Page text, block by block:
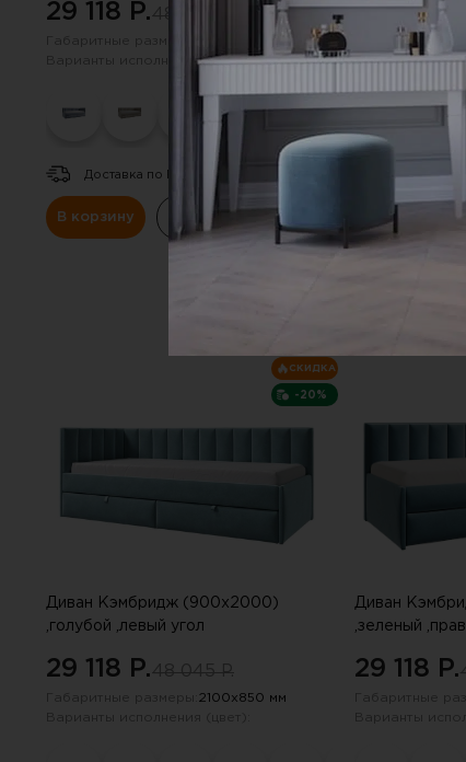
29 118 P.
Варианты исполнения (цвет):
Доставка по РФ.
В корзину Купить в один клик
29 118 P.
Габаритные
Варианты
Доставка
В корзину
-20%
СКИДКА
Диван Кэмбридж (900х2000)
,голубой ,левый угол
29 118 P.
2100х850 мм
Диван
,зеленый
29 118 P.